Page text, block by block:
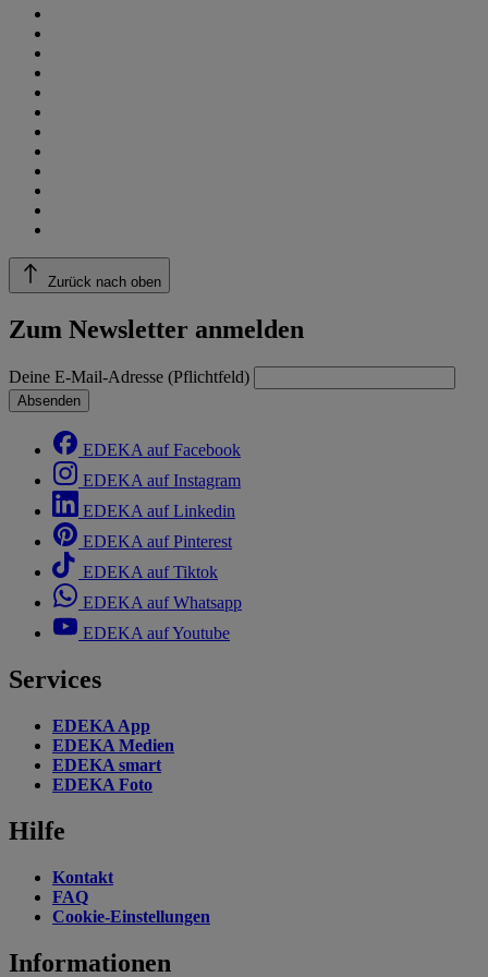
Zurück nach oben
Zum Newsletter anmelden
Deine E-Mail-Adresse (Pflichtfeld)
Absenden
EDEKA auf Facebook
EDEKA auf Instagram
EDEKA auf Linkedin
EDEKA auf Pinterest
EDEKA auf Tiktok
EDEKA auf Whatsapp
EDEKA auf Youtube
Services
EDEKA App
EDEKA Medien
EDEKA smart
EDEKA Foto
Hilfe
Kontakt
FAQ
Cookie-Einstellungen
Informationen